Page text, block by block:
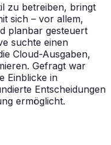
zu betreiben, bringt
sich – vor allem,
planbar gesteuert
suchte einen
Cloud-Ausgaben,
Gefragt war
Einblicke in
Entscheidungen
ermöglicht.